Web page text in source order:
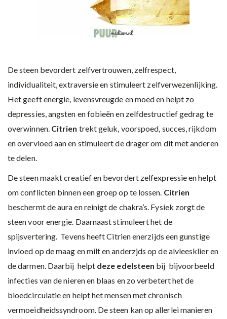
De steen bevordert zelfvertrouwen, zelfrespect,
individualiteit, extraversie en stimuleert zelfverwezenlijking.
Het geeft energie, levensvreugde en moed en helpt zo
depressies, angsten en fobieën en zelfdestructief gedrag te
overwinnen. Citrien trekt geluk, voorspoed, succes, rijkdom
en overvloed aan en stimuleert de drager om dit met anderen
te delen.
De steen maakt creatief en bevordert zelfexpressie en helpt
om conflicten binnen een groep op te lossen. Citrien
beschermt de aura en reinigt de chakra’s. Fysiek zorgt de
steen voor energie. Daarnaast stimuleert het de
spijsvertering. Tevens heeft Citrien enerzijds een gunstige
invloed op de maag en milt en anderzjds op de alvleesklier en
de darmen. Daarbij helpt deze edelsteen bij bijvoorbeeld
infecties van de nieren en blaas en zo verbetert het de
bloedcirculatie en helpt het mensen met chronisch
vermoeidheidssyndroom. De steen kan op allerlei manieren